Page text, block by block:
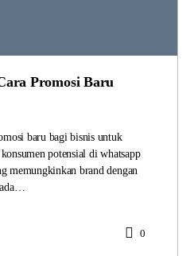
Promosi Baru
baru bagi bisnis untuk
potensial di whatsapp
memungkinkan brand dengan
0